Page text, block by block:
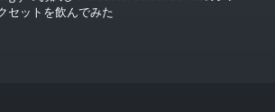
セットを飲んでみた